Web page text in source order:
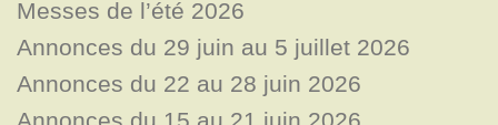
Messes de l’été 2026
Annonces du 29 juin au 5 juillet 2026
Annonces du 22 au 28 juin 2026